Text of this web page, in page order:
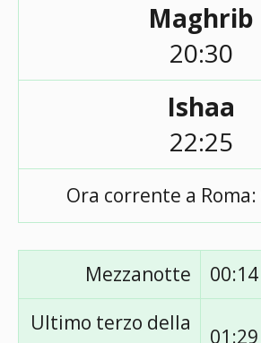
Maghrib
20:30
Ishaa
22:25
Ora corrente a Roma:
Mezzanotte
00:14
Ultimo terzo della
01:29